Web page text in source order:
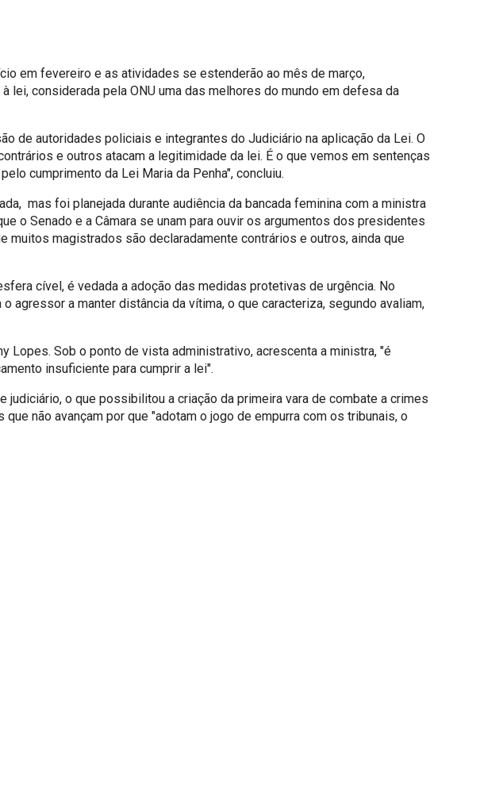
em fevereiro e as atividades se estenderão ao mês de março,
lei, considerada pela ONU uma das melhores do mundo em defesa da
de autoridades policiais e integrantes do Judiciário na aplicação da Lei. O
e outros atacam a legitimidade da lei. É o que vemos em sentenças
cumprimento da Lei Maria da Penha", concluiu.
mas foi planejada durante audiência da bancada feminina com a ministra
o Senado e a Câmara se unam para ouvir os argumentos dos presidentes
magistrados são declaradamente contrários e outros, ainda que
cível, é vedada a adoção das medidas protetivas de urgência. No
a manter distância da vítima, o que caracteriza, segundo avaliam,
Lopes. Sob o ponto de vista administrativo, acrescenta a ministra, "é
insuficiente para cumprir a lei".
o que possibilitou a criação da primeira vara de combate a crimes
não avançam por que "adotam o jogo de empurra com os tribunais, o